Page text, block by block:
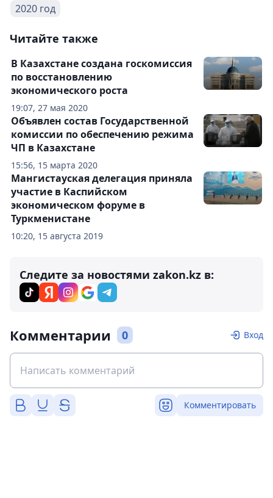
2020 год
Читайте также
19:07, 27 мая 2020
В Казахстане создана госкомиссия
по восстановлению
экономического роста
15:56, 15 марта 2020
Объявлен состав Государственной
комиссии по обеспечению режима
ЧП в Казахстане
10:20, 15 августа 2019
Мангистауская делегация приняла
участие в Каспийском
экономическом форуме в
Туркменистане
Следите за новостями zakon.kz в:
Комментарии 0 Вход
Комментировать